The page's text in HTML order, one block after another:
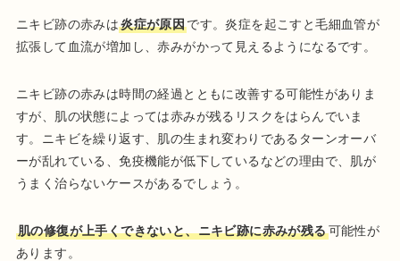
ニキビ跡の赤みは炎症が原因です。炎症を起こすと毛細血管が
拡張して血流が増加し、赤みがかって見えるようになるです。
ニキビ跡の赤みは時間の経過とともに改善する可能性がありま
すが、肌の状態によっては赤みが残るリスクをはらんでいま
す。ニキビを繰り返す、肌の生まれ変わりであるターンオーバ
ーが乱れている、免疫機能が低下しているなどの理由で、肌が
うまく治らないケースがあるでしょう。
肌の修復が上手くできないと、ニキビ跡に赤みが残る可能性が
あります。